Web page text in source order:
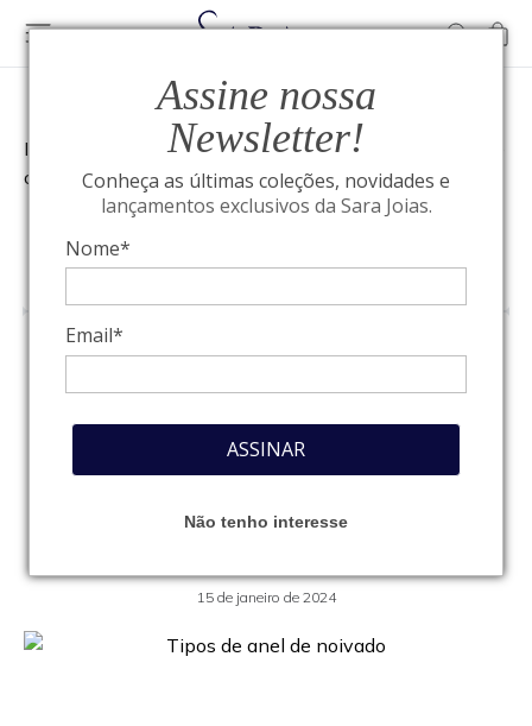
Assine nossa
Newsletter!
Conheça as últimas coleções, novidades e
lançamentos exclusivos da Sara Joias.
Nome*
Email*
ASSINAR
Não tenho interesse
Início
Tipos de anel de noivado: quais são seus tipos e
como escolher
ALTA JOALHERIA
Tipos de anel de
noivado: quais são
seus tipos e como
escolher
15 de janeiro de 2024